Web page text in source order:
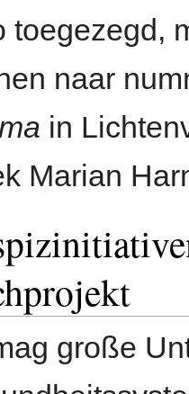
toegezegd,
naar
in
Marian
große